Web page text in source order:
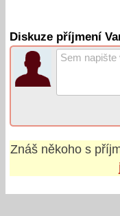
Diskuze příjmení
Znáš někoho s